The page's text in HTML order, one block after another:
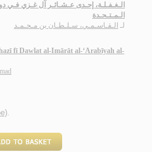
الـغـفـلـة، إحـدى عـشـائـر آل غـزي فـي
الـمـتـحـدة
لـ الـقـاسـمـي، سـلـطـان بن مـحـمـد
fī Dawlat al-Imārāt al-‘Arabīyah al-
.